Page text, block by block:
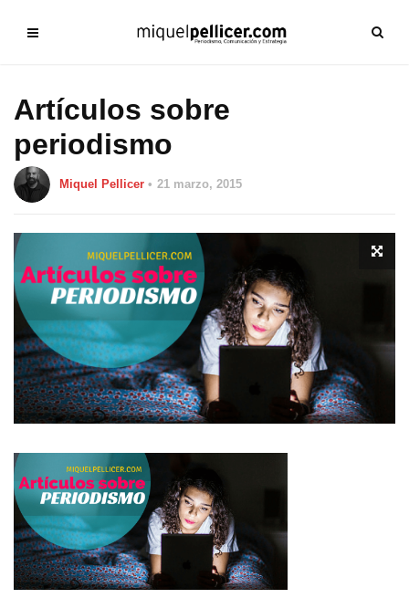
Artículos sobre
periodismo
Miquel Pellicer 21 marzo, 2015